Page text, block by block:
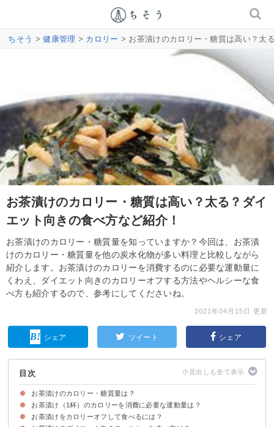
ちそう >健康管理 > カロリー > お茶漬けのカロリー・糖質は高い？太
お茶漬けのカロリー・糖質は高い？太る？ダイ
エット向きの食べ方など紹介！
お茶漬けのカロリー・糖質量を知っていますか？今回は、お茶漬
けのカロリー・糖質量を他の炭水化物が多い料理と比較しながら
紹介します。お茶漬けのカロリーを消費するのに必要な運動量に
くわえ、ダイエット向きのカロリーオフする方法やヘルシーな食
べ方も紹介するので、参考にしてくださいね。
2021年04月15日 更新
シェア ツイート シェア
目次
お茶漬けのカロリー・糖質量は？
お茶漬け（1杯）のカロリー・糖質量
お茶漬けの素の【種類別】のカロリー
お茶漬けのカロリー・糖質量を他の炭水化物類と比較
お茶漬け（1杯）のカロリーを消費に必要な運動量は？
お茶漬けをカロリーオフして食べるには？